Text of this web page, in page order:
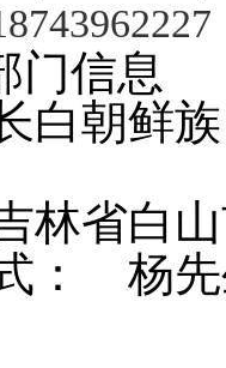
门信息
白朝鲜
林省白
： 杨